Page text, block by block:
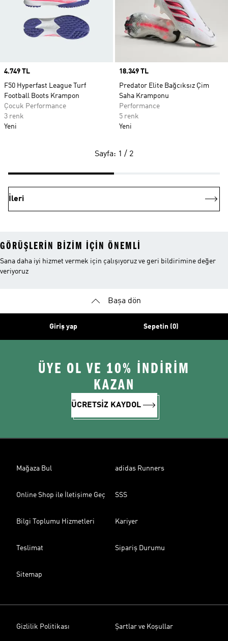
Price
4.749 TL
F50 Hyperfast League Turf
Football Boots Krampon
Çocuk Performance
3 renk
Yeni
Price
18.349 TL
Predator Elite Bağcıksız Çim
Saha Kramponu
Performance
5 renk
Yeni
Sayfa: 1 / 2
İleri
GÖRÜŞLERIN BIZIM IÇIN ÖNEMLI
Sana daha iyi hizmet vermek için çalışıyoruz ve geri bildirimine değer
veriyoruz
Başa dön
Giriş yap Sepetin (0)
ÜYE OL VE 10% İNDİRİM
KAZAN
ÜCRETSİZ KAYDOL
Mağaza Bul adidas Runners
Online Shop ile İletişime Geç SSS
Bilgi Toplumu Hizmetleri Kariyer
Teslimat Sipariş Durumu
Sitemap
Gizlilik Politikası Şartlar ve Koşullar